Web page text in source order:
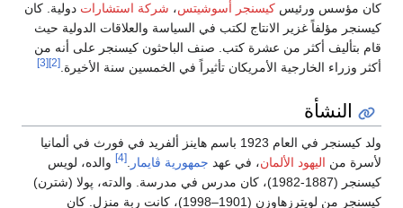
كان مؤسس ورئيس كيسنجر أسوشيتس، شركة استشارات دولية. كان
كيسنجر مؤلفاً غزير الانتاج لكتب في السياسة والعلاقات الدولية حيث
قام بتأليف أكثر من عشرة كتب. صنف الباحثون كيسنجر على أنه من
أكثر وزراء الخارجية الأمريكان تأثيراً في الخمسين سنة الأخيرة. [2]
[3]
النشأة
ولد كيسنجر في العام 1923 باسم هاينز ألفريد في فورث في ألمانيا
لأسرة من اليهود الألمان، في عهد جمهورية ڤايمار .
[4]
والده، لويس
كيسنجر (1887-1982)، كان مدرس في مدرسة. والدته، پولا (شترن)
كيسنجر من لويترزهاوزن (1901–1998)، كانت ربة منزل. كان